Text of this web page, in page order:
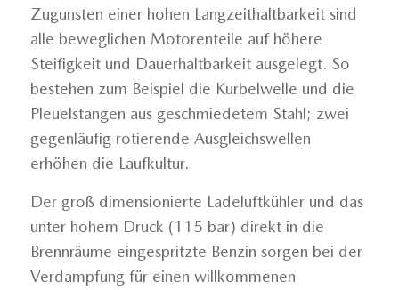
Zugunsten einer hohen Langzeithaltbarkeit sind
alle beweglichen Motorenteile auf höhere
Steifigkeit und Dauerhaltbarkeit ausgelegt. So
bestehen zum Beispiel die Kurbelwelle und die
Pleuelstangen aus geschmiedetem Stahl; zwei
gegenläufig rotierende Ausgleichswellen
erhöhen die Laufkultur.
Der groß dimensionierte Ladeluftkühler und das
unter hohem Druck (115 bar) direkt in die
Brennräume eingespritzte Benzin sorgen bei der
Verdampfung für einen willkommenen